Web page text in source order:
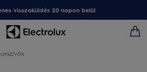
visszaküldés 20 napon belül